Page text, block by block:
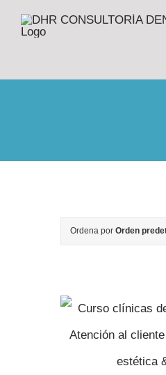
Saltar
Ordena por Orden